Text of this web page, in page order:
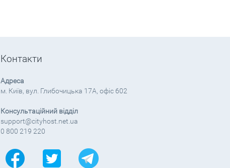
Контакти
Адреса
м. Київ, вул. Глибочицька 17А, офіс 602
Консультаційний відділ
support@cityhost.net.ua
0 800 219 220